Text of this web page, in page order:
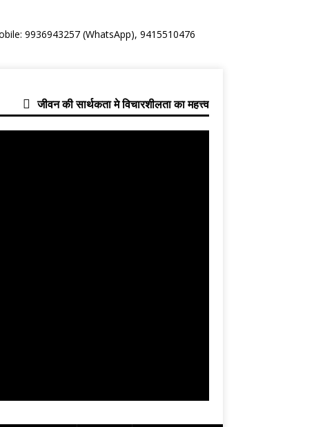
9936943257 (WhatsApp), 9415510476
जीवन की सार्थकता मे विचारशीलता का महत्त्व